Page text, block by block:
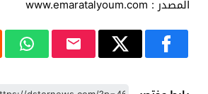
المصدر : www.emaratalyoum.com